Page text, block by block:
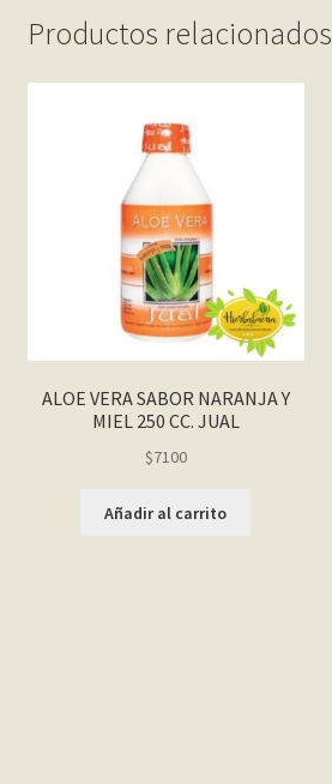
Productos relacionados
ALOE VERA SABOR NARANJA Y
MIEL 250 CC. JUAL
$7100
Añadir al carrito